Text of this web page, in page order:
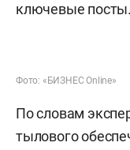
ключевые посты.
Фото: «БИЗНЕС Online»
По словам
тылового